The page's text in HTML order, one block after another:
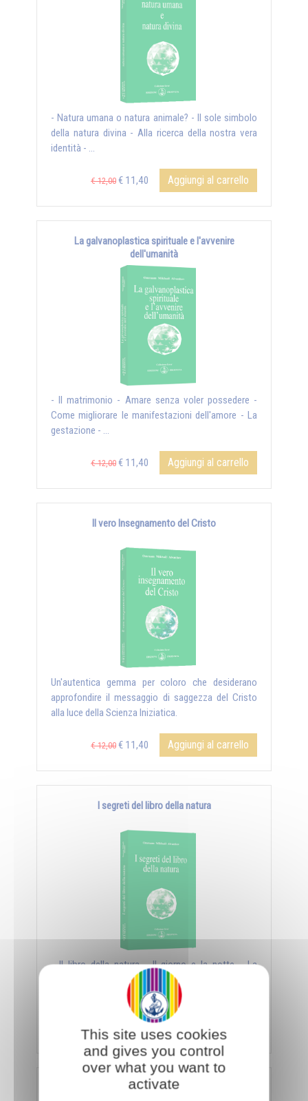
- Natura umana o natura animale? - Il sole simbolo
della natura divina - Alla ricerca della nostra vera
identità - ...
€ 12,00 € 11,40 Aggiungi al carrello
La galvanoplastica spirituale e l'avvenire
dell'umanità
- Il matrimonio - Amare senza voler possedere -
Come migliorare le manifestazioni dell'amore - La
gestazione - ...
€ 12,00 € 11,40 Aggiungi al carrello
Il vero Insegnamento del Cristo
Un'autentica gemma per coloro che desiderano
approfondire il messaggio di saggezza del Cristo
alla luce della Scienza Iniziatica.
€ 12,00 € 11,40 Aggiungi al carrello
I segreti del libro della natura
- Il libro della natura - Il giorno e la notte - La
sorgente e la palude - Il matrimonio, simbolo
€ 12,00 € 11,40 Aggiungi al carrello
Nuova luce sui Vangeli
This site uses cookies
and gives you control
over what you want to
activate